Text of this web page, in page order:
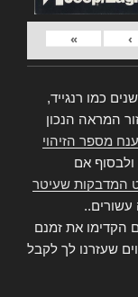
›
»
כמו רנגייד,
המראה הנכון
מספר הזיהוי
ולבסוף אם
המדבקות שעיטר
עשורים..
הקדימו את זמנם
שעזרנו לך לקבל